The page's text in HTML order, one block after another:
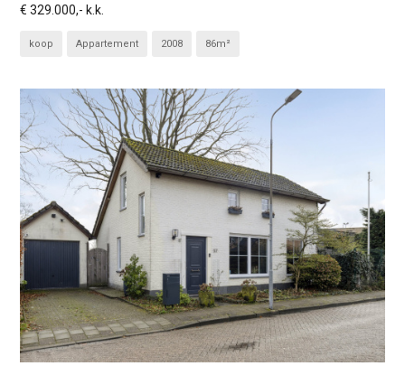
€ 329.000,- k.k.
koop Appartement 2008 86m²